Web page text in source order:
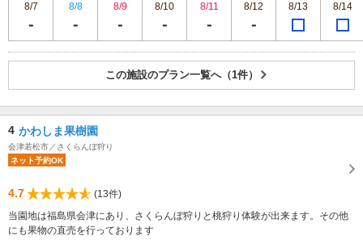
8/7
8/8 8/9 8/10 8/11 8/12 8/13 8/14
この施設のプラン一覧へ（1件）
4 かわしま果樹園
会津若松市／さくらんぼ狩り
ネット予約OK
4.7
(13件)
当園地は福島県会津にあり、さくらんぼ狩りと桃狩り体験が出来ます。その他
にも果物の直売を行っております